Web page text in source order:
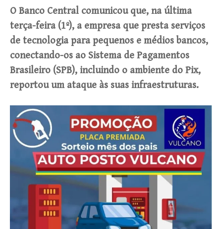
O Banco Central comunicou que, na última
terça-feira (1º), a empresa que presta serviços
de tecnologia para pequenos e médios bancos,
conectando-os ao Sistema de Pagamentos
Brasileiro (SPB), incluindo o ambiente do Pix,
reportou um ataque às suas infraestruturas.